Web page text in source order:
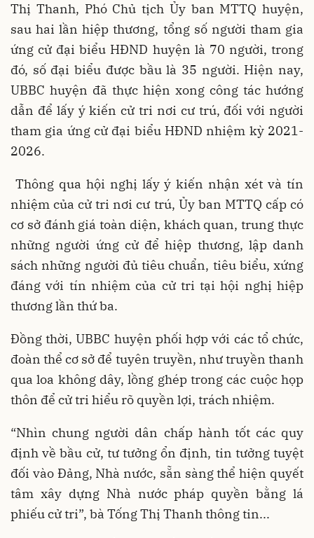
Thị Thanh, Phó Chủ tịch Ủy ban MTTQ huyện,
sau hai lần hiệp thương, tổng số người tham gia
ứng cử đại biểu HĐND huyện là 70 người, trong
đó, số đại biểu được bầu là 35 người. Hiện nay,
UBBC huyện đã thực hiện xong công tác hướng
dẫn để lấy ý kiến cử tri nơi cư trú, đối với người
tham gia ứng cử đại biểu HĐND nhiệm kỳ 2021-
2026.
Thông qua hội nghị lấy ý kiến nhận xét và tín
nhiệm của cử tri nơi cư trú, Ủy ban MTTQ cấp có
cơ sở đánh giá toàn diện, khách quan, trung thực
những người ứng cử để hiệp thương, lập danh
sách những người đủ tiêu chuẩn, tiêu biểu, xứng
đáng với tín nhiệm của cử tri tại hội nghị hiệp
thương lần thứ ba.
Đồng thời, UBBC huyện phối hợp với các tổ chức,
đoàn thể cơ sở để tuyên truyền, như truyền thanh
qua loa không dây, lồng ghép trong các cuộc họp
thôn để cử tri hiểu rõ quyền lợi, trách nhiệm.
“Nhìn chung người dân chấp hành tốt các quy
định về bầu cử, tư tưởng ổn định, tin tưởng tuyệt
đối vào Đảng, Nhà nước, sẵn sàng thể hiện quyết
tâm xây dựng Nhà nước pháp quyền bằng lá
phiếu cử tri”, bà Tống Thị Thanh thông tin...